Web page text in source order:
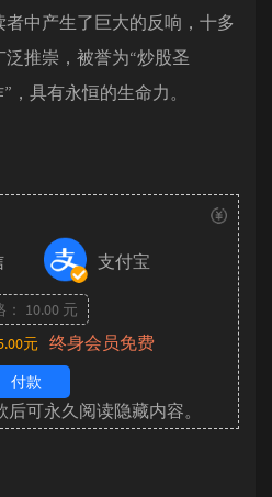
中产生了巨大的反响，十多
推崇，被誉为“炒股圣
，具有永恒的生命力。
支付宝
： 10.00 元
元 终身会员免费
付款
后可永久阅读隐藏内容。